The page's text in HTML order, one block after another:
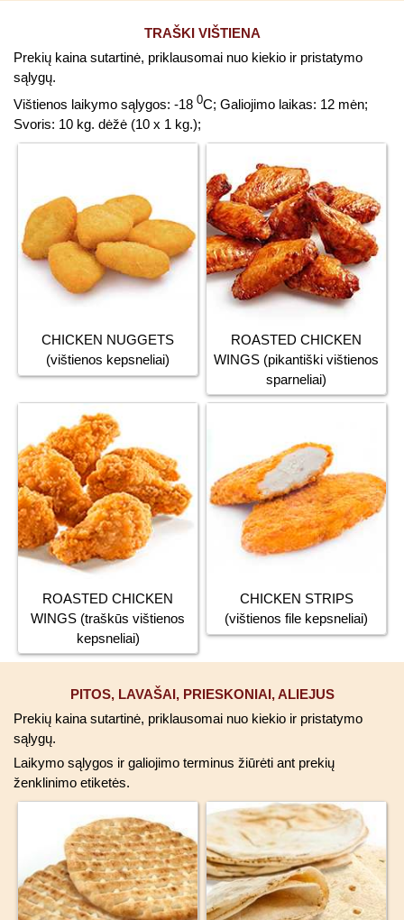
TRAŠKI VIŠTIENA
Prekių kaina sutartinė, priklausomai nuo kiekio ir pristatymo
sąlygų.
Vištienos laikymo sąlygos: -18 0C; Galiojimo laikas: 12 mėn;
Svoris: 10 kg. dėžė (10 x 1 kg.);
CHICKEN NUGGETS
(vištienos kepsneliai)
ROASTED CHICKEN
WINGS (pikantiški vištienos
sparneliai)
ROASTED CHICKEN
WINGS (traškūs vištienos
kepsneliai)
CHICKEN STRIPS
(vištienos file kepsneliai)
PITOS, LAVAŠAI, PRIESKONIAI, ALIEJUS
Prekių kaina sutartinė, priklausomai nuo kiekio ir pristatymo
sąlygų.
Laikymo sąlygos ir galiojimo terminus žiūrėti ant prekių
ženklinimo etiketės.